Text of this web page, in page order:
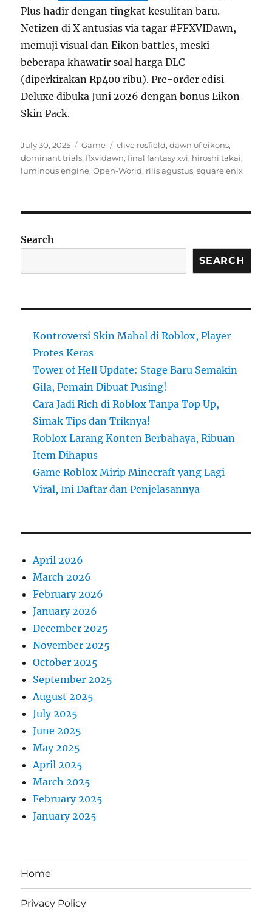
Plus hadir dengan tingkat kesulitan baru.
Netizen di X antusias via tagar #FFXVIDawn,
memuji visual dan Eikon battles, meski
beberapa khawatir soal harga DLC
(diperkirakan Rp400 ribu). Pre-order edisi
Deluxe dibuka Juni 2026 dengan bonus Eikon
Skin Pack.
Posted
on
July 30, 2025 Categories
Game Tags
clive rosfield,dawn of eikons,
dominant trials,ffxvidawn,final fantasy xvi, hiroshi takai,
luminous engine,Open-World, rilis agustus,square enix
Search
SEARCH
Kontroversi Skin Mahal di Roblox, Player
Protes Keras
Tower of Hell Update: Stage Baru Semakin
Gila, Pemain Dibuat Pusing!
Cara Jadi Rich di Roblox Tanpa Top Up,
Simak Tips dan Triknya!
Roblox Larang Konten Berbahaya, Ribuan
Item Dihapus
Game Roblox Mirip Minecraft yang Lagi
Viral, Ini Daftar dan Penjelasannya
April 2026
March 2026
February 2026
January 2026
December 2025
November 2025
October 2025
September 2025
August 2025
July 2025
June 2025
May 2025
April 2025
March 2025
February 2025
January 2025
Home
Privacy Policy